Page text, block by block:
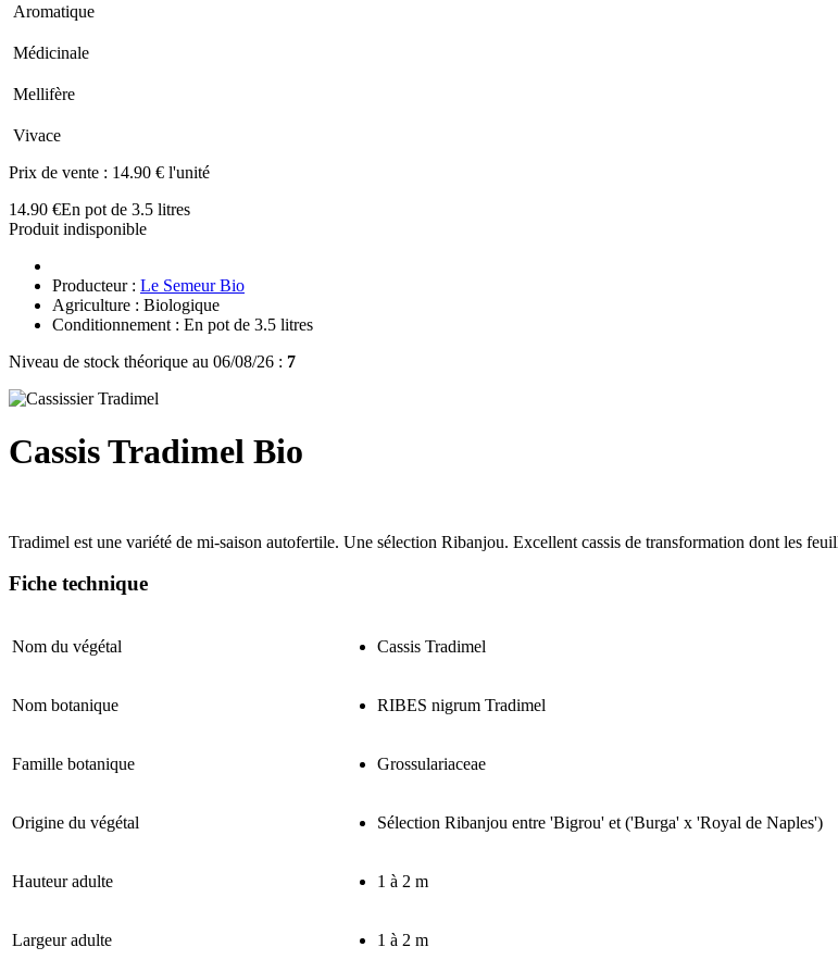
Aromatique
Médicinale
Mellifère
Vivace
Prix de vente : 14.90 € l'unité
14.90 €En pot de 3.5 litres
Produit indisponible
Producteur : Le Semeur Bio
Agriculture : Biologique
Conditionnement : En pot de 3.5 litres
Niveau de stock théorique au 06/08/26 : 7
Cassis Tradimel Bio
Tradimel est une variété de mi-saison autofertile. Une sélection Ribanjou. Excellent cassis de transformation dont les
Fiche technique
Nom du végétal Cassis Tradimel
Nom botanique RIBES nigrum Tradimel
Famille botanique Grossulariaceae
Origine du végétal Sélection Ribanjou entre 'Bigrou' et ('Burga' x 'Royal de Naples')
Hauteur adulte 1 à 2 m
Largeur adulte 1 à 2 m